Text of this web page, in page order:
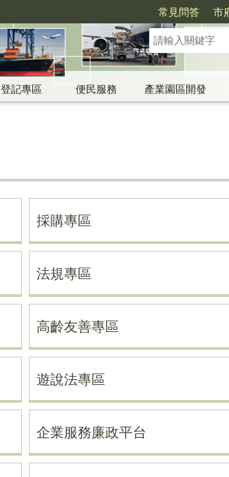
常見問答 市
登記專區 便民服務 產業園區開發
採購專區
法規專區
高齡友善專區
遊說法專區
企業服務廉政平台